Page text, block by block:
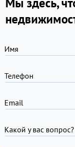
Имя
Телефон
Email
Какой у вас вопрос?